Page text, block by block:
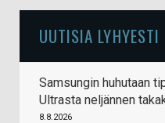
UUTISIA LYHYESTI
Samsungin huhutaan
Ultrasta neljännen
8.8.2026